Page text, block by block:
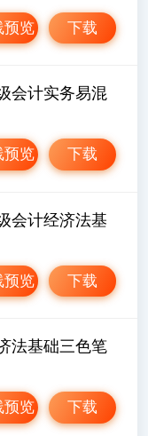
下载
预览
会计实务易混
下载
预览
会计经济法基
下载
预览
法基础三色笔
下载
预览